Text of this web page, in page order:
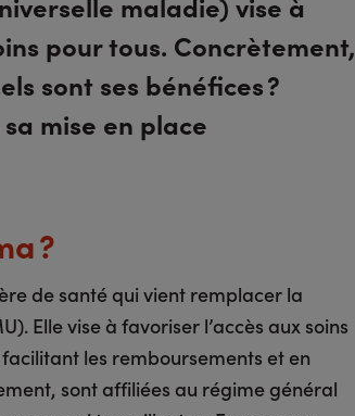
pour tous. Concrètement,
sont ses bénéfices ?
mise en place
?
de santé qui vient remplacer la
Elle vise à favoriser l’accès aux soins
les remboursements et en
sont affiliées au régime général